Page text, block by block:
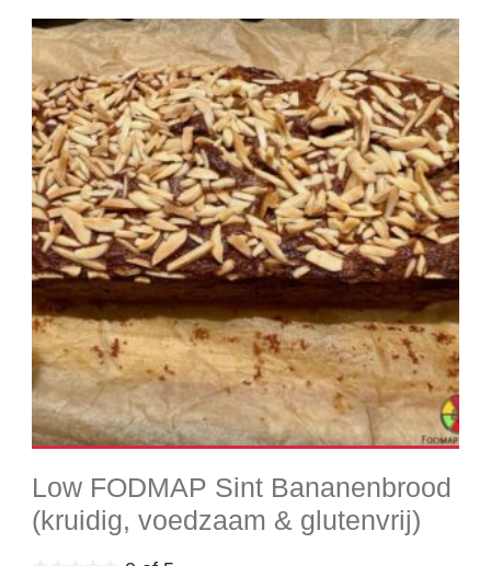
Low FODMAP Sint Bananenbrood
(kruidig, voedzaam & glutenvrij)